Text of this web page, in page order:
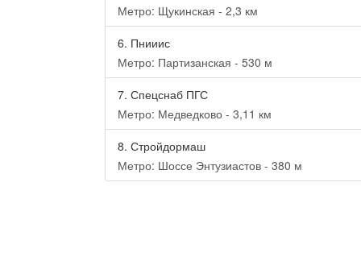
Метро: Щукинская - 2,3 км
6. Пнииис
Метро: Партизанская - 530 м
7. Спецснаб ПГС
Метро: Медведково - 3,11 км
8. Стройдормаш
Метро: Шоссе Энтузиастов - 380 м